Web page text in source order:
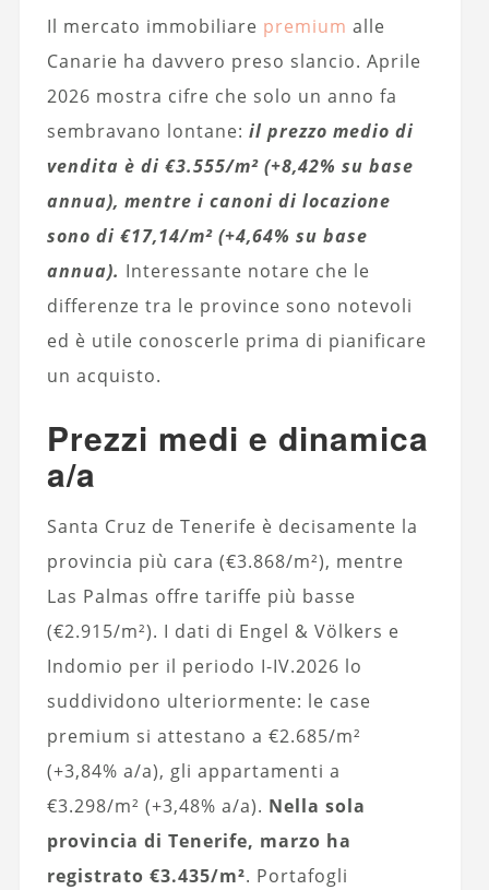
Il mercato immobiliare premium alle
Canarie ha davvero preso slancio. Aprile
2026 mostra cifre che solo un anno fa
sembravano lontane: il prezzo medio di
vendita è di €3.555/m² (+8,42% su base
annua), mentre i canoni di locazione
sono di €17,14/m² (+4,64% su base
annua). Interessante notare che le
differenze tra le province sono notevoli
ed è utile conoscerle prima di pianificare
un acquisto.
Prezzi medi e dinamica
a/a
Santa Cruz de Tenerife è decisamente la
provincia più cara (€3.868/m²), mentre
Las Palmas offre tariffe più basse
(€2.915/m²). I dati di Engel & Völkers e
Indomio per il periodo I-IV.2026 lo
suddividono ulteriormente: le case
premium si attestano a €2.685/m²
(+3,84% a/a), gli appartamenti a
€3.298/m² (+3,48% a/a). Nella sola
provincia di Tenerife, marzo ha
registrato €3.435/m². Portafogli